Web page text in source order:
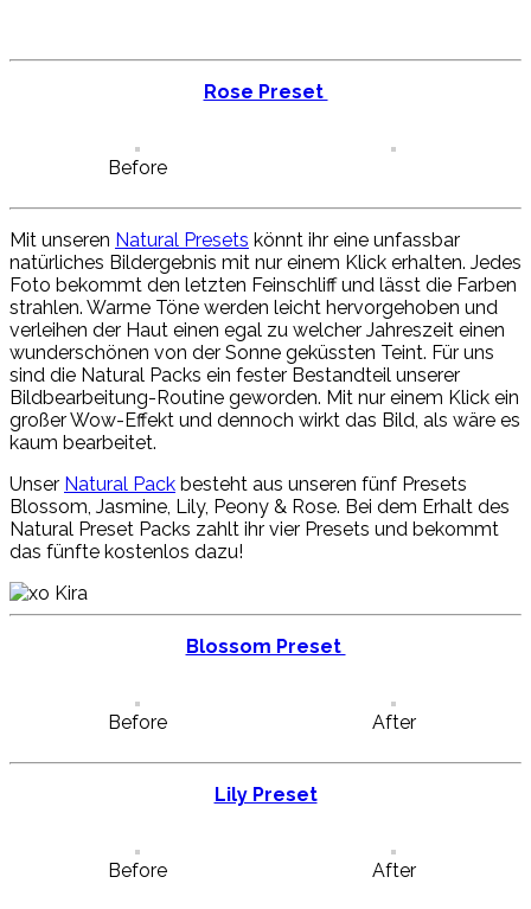
Rose Preset
Before
Mit unseren Natural Presets könnt ihr eine unfassbar
natürliches Bildergebnis mit nur einem Klick erhalten. Jedes
Foto bekommt den letzten Feinschliff und lässt die Farben
strahlen. Warme Töne werden leicht hervorgehoben und
verleihen der Haut einen egal zu welcher Jahreszeit einen
wunderschönen von der Sonne geküssten Teint. Für uns
sind die Natural Packs ein fester Bestandteil unserer
Bildbearbeitung-Routine geworden. Mit nur einem Klick ein
großer Wow-Effekt und dennoch wirkt das Bild, als wäre es
kaum bearbeitet.
Unser Natural Pack besteht aus unseren fünf Presets
Blossom, Jasmine, Lily, Peony & Rose. Bei dem Erhalt des
Natural Preset Packs zahlt ihr vier Presets und bekommt
das fünfte kostenlos dazu!
Blossom Preset
Before After
Lily Preset
Before After